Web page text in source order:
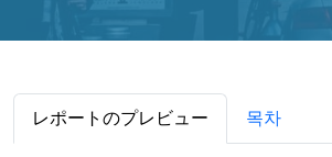
レポートのプレビュー 목차